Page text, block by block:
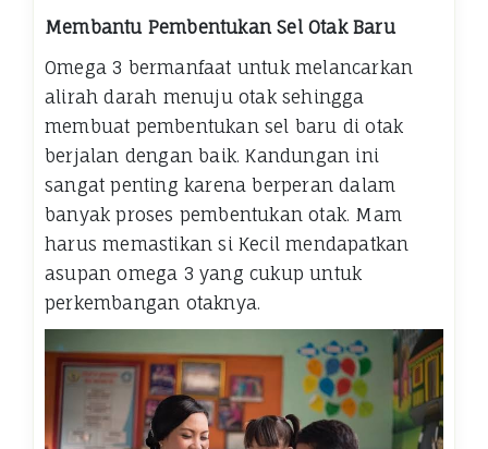
Membantu Pembentukan Sel Otak Baru
Omega 3 bermanfaat untuk melancarkan
alirah darah menuju otak sehingga
membuat pembentukan sel baru di otak
berjalan dengan baik. Kandungan ini
sangat penting karena berperan dalam
banyak proses pembentukan otak. Mam
harus memastikan si Kecil mendapatkan
asupan omega 3 yang cukup untuk
perkembangan otaknya.